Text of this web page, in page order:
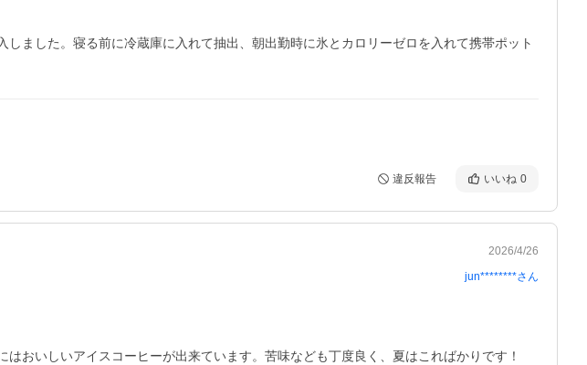
ました。寝る前に冷蔵庫に入れて抽出、朝出勤時に氷とカロリーゼロを入れて携帯ポット
違反報告 いいね 0
2026/4/26
jun********さん
おいしいアイスコーヒーが出来ています。苦味なども丁度良く、夏はこればかりです！